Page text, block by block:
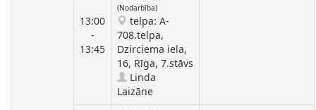
13:00
-
13:45
(Nodarbība)
telpa: A-
708.telpa,
Dzirciema iela,
16, Rīga, 7.stāvs
Linda
Laizāne